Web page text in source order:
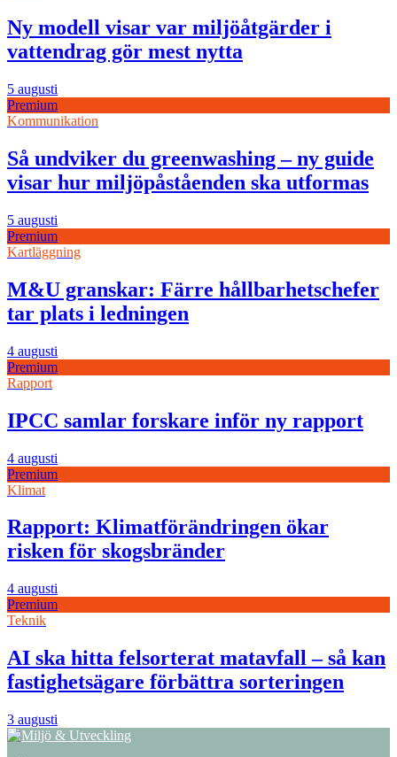
Ny modell visar var miljöåtgärder i
vattendrag gör mest nytta
5 augusti
Premium
Kommunikation
Så undviker du greenwashing – ny guide
visar hur miljöpåståenden ska utformas
5 augusti
Premium
Kartläggning
M&U granskar: Färre hållbarhetschefer
tar plats i ledningen
4 augusti
Premium
Rapport
IPCC samlar forskare inför ny rapport
4 augusti
Premium
Klimat
Rapport: Klimatförändringen ökar
risken för skogsbränder
4 augusti
Premium
Teknik
AI ska hitta felsorterat matavfall – så kan
fastighetsägare förbättra sorteringen
3 augusti